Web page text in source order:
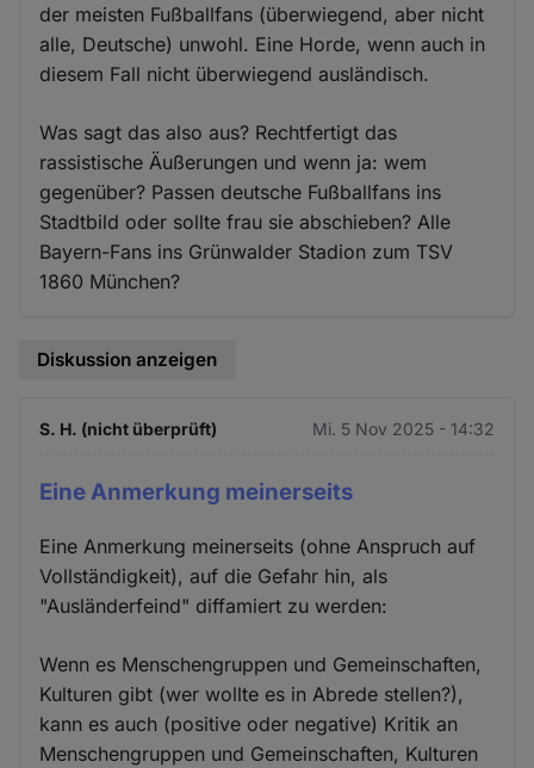
der meisten Fußballfans (überwiegend, aber nicht
alle, Deutsche) unwohl. Eine Horde, wenn auch in
diesem Fall nicht überwiegend ausländisch.
Was sagt das also aus? Rechtfertigt das
rassistische Äußerungen und wenn ja: wem
gegenüber? Passen deutsche Fußballfans ins
Stadtbild oder sollte frau sie abschieben? Alle
Bayern-Fans ins Grünwalder Stadion zum TSV
1860 München?
Diskussion anzeigen
S. H. (nicht überprüft) Mi. 5 Nov 2025 - 14:32
Eine Anmerkung meinerseits
Eine Anmerkung meinerseits (ohne Anspruch auf
Vollständigkeit), auf die Gefahr hin, als
"Ausländerfeind" diffamiert zu werden:
Wenn es Menschengruppen und Gemeinschaften,
Kulturen gibt (wer wollte es in Abrede stellen?),
kann es auch (positive oder negative) Kritik an
Menschengruppen und Gemeinschaften, Kulturen